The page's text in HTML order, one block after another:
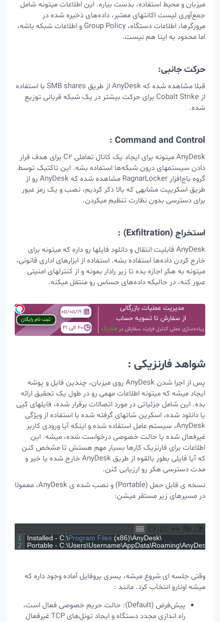
میزبان و محیط استفاده، بدست بیاره. این اطلاعات میتونه شامل
جمع‌آوری لیست‌ اکانتهای معتبر، داده‌های ذخیره شده در
مرورگرها، اطلاعات دستگاه، Group Policy و اطلاعات شبکه باشه،
اما محدود به اینا هم نیست.
حرکت جانبی:
قبلا مشاهده شده که AnyDesk از طریق SMB shares با استفاده
از Cobalt Strike برای حرکت بیشتر در یک شبکه قربانی توزیع
شده.
Command and Control :
AnyDesk میتونه برای ایجاد یک کانال تعاملی C2 برای هدف قرار
دادن سیستمهای درون شبکه‌ها استفاده بشه. این تاکتیک توسط
گروه باج‌افزار RagnarLocker مشاهده شده که AnyDesk رو از
طریق اسکریپت مشابهی که بالا ذکر کردیم، نصب و یک رمز عبور
برای دسترسی بدون نظارت تنظیم میکردن.
استخراج (Exfiltration) :
AnyDesk قابلیت انتقال و دانلود فایلها رو داره که میتونه برای
خارج کردن داده‌ها استفاده بشه. استفاده از ابزارهای اداری قانونی،
میتونه به هکر اجازه بده تا زیر رادار بمونه و از کنترلهای امنیتی
عبور کنه، در حالیکه داده‌های حساس رو منتقل میکنه.
شواهد فارنزیکی :
پس از اجرا شدن AnyDesk روی میزبان، چندین فایل و پوشه
ایجاد میشه که میتونه اطلاعات مهمی رو در طول یک تحقیق ارائه
بده. این شامل جزئیاتی در مورد اتصالات برقرار شده، فایلهای کپی
یا دانلود شده، اسکرین‌ شاتهای گرفته شده با استفاده از ویژگی
AnyDesk، سیستم عامل استفاده شده و اینکه آیا ورودی کاربر
غیرفعال شده یا حالت خصوصی درخواست شده، میشه. این
اطلاعات برای فارنزیک کارها بسیار مهم هستش تا مشخص کنن
که آیا فایلی بطور بالقوه از طریق AnyDesk خارج شده یا خیر و
مدت دسترسی هکر رو ارزیابی کنن.
نسخه ی قابل حمل (Portable) و نصب شده ی AnyDesk، معمولا
در مسیرهای زیر مستقر میشن:
1
2
Installed - C:\Program Files (x86)\AnyDesk
Portable - C:\Users\Username\AppData\Roaming\
وقتی جلسه ای شروع میشه، یسری پروفایل آماده وجود داره که
میشه اونارو انتخاب کرد. مانند :
پیش‌فرض (Default): حالت حریم خصوصی فعال است،
راه اندازی مجدد دستگاه و ایجاد تونل‌های TCP غیرفعال